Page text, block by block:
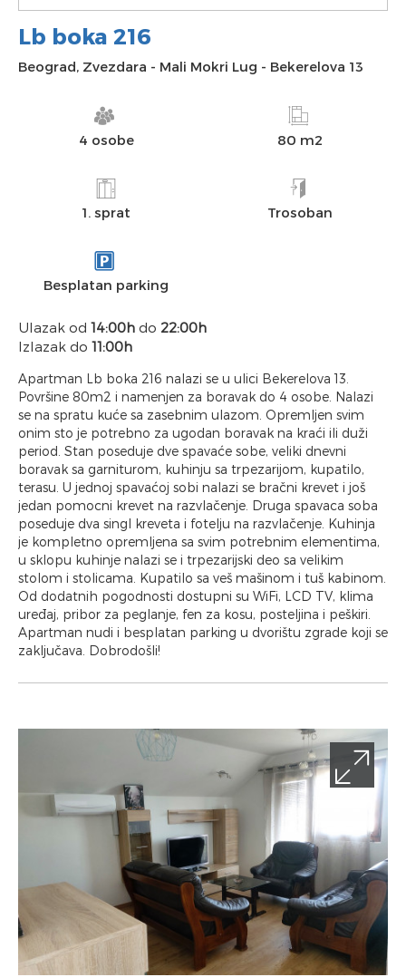
Lb boka 216
Beograd, Zvezdara - Mali Mokri Lug - Bekerelova 13
4 osobe 80 m2
1. sprat Trosoban
Besplatan parking
Ulazak od 14:00h do 22:00h
Izlazak do 11:00h
Apartman Lb boka 216 nalazi se u ulici Bekerelova 13.
Površine 80m2 i namenjen za boravak do 4 osobe. Nalazi
se na spratu kuće sa zasebnim ulazom. Opremljen svim
onim sto je potrebno za ugodan boravak na kraći ili duži
period. Stan poseduje dve spavaće sobe, veliki dnevni
boravak sa garniturom, kuhinju sa trpezarijom, kupatilo,
terasu. U jednoj spavaćoj sobi nalazi se bračni krevet i još
jedan pomocni krevet na razvlačenje. Druga spavaca soba
poseduje dva singl kreveta i fotelju na razvlačenje. Kuhinja
je kompletno opremljena sa svim potrebnim elementima,
u sklopu kuhinje nalazi se i trpezarijski deo sa velikim
stolom i stolicama. Kupatilo sa veš mašinom i tuš kabinom.
Od dodatnih pogodnosti dostupni su WiFi, LCD TV, klima
uređaj, pribor za peglanje, fen za kosu, posteljina i peškiri.
Apartman nudi i besplatan parking u dvorištu zgrade koji se
zaključava. Dobrodošli!